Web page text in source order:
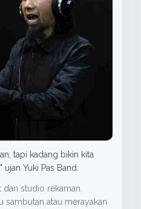
tapi kadang bikin kita
Yuki Pas Band.
studio rekaman.
sambutan atau merayakan